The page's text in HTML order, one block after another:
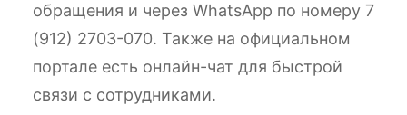
обращения и через WhatsApp по номеру 7
(912) 2703-070. Также на официальном
портале есть онлайн-чат для быстрой
связи с сотрудниками.